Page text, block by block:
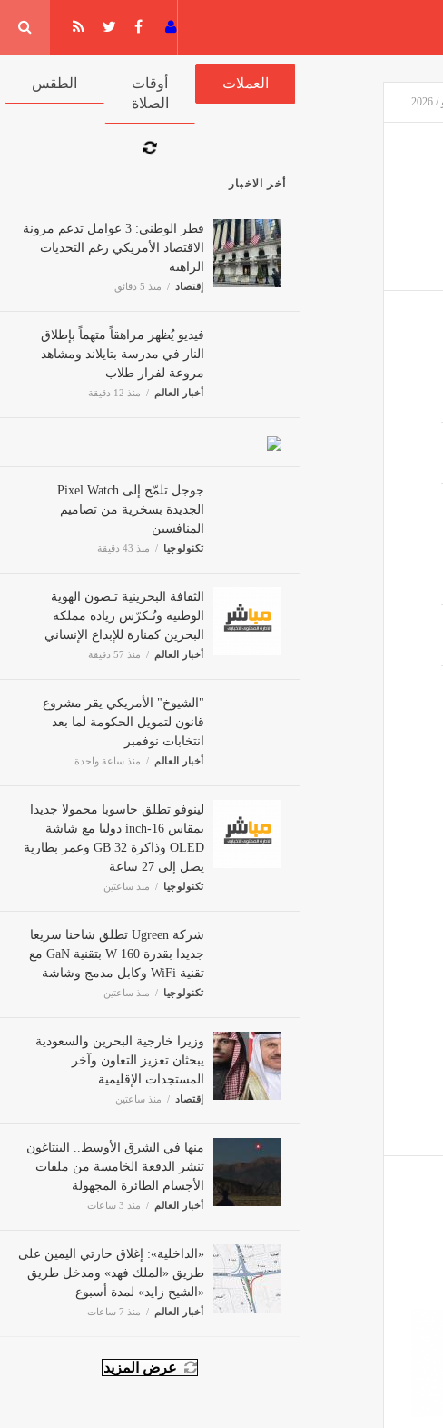
العملات أوقات الصلاة الطقس
أخر الاخبار
الاقتصاد الأمريكي رغم التحديات
إقتصاد
فيديو يُظهر مراهقاً متهماً بإطلاق
النار في مدرسة بتايلاند ومشاهد
مروعة لفرار طلاب
أخبار العالم منذ 12 دقيقة
الجديدة بسخرية من تصاميم
المنافسين
تكنولوجيا
الوطنية وتُـكرّس ريادة مملكة
البحرين كمنارة للإبداع الإنساني
أخبار العالم منذ 57 دقيقة
"الشيوخ" الأمريكي يقر مشروع
قانون لتمويل الحكومة لما بعد
انتخابات نوفمبر
أخبار العالم منذ ساعة واحدة
بمقاس 16-inch دوليا مع شاشة
OLED وذاكرة 32 GB وعمر بطارية
يصل إلى 27 ساعة
تكنولوجيا
جديدا بقدرة 160 W بتقنية GaN مع
تقنية WiFi وكابل مدمج وشاشة
تكنولوجيا منذ ساعتين
يبحثان تعزيز التعاون وآخر
المستجدات الإقليمية
منذ ساعتين
منها في الشرق الأوسط.. البنتاغون
تنشر الدفعة الخامسة من ملفات
الأجسام الطائرة المجهولة
أخبار العالم منذ 3 ساعات
على طريق «الملك فهد» ومدخل
طريق «الشيخ زايد» لمدة أسبوع
أخبار العالم
عرض المزيد